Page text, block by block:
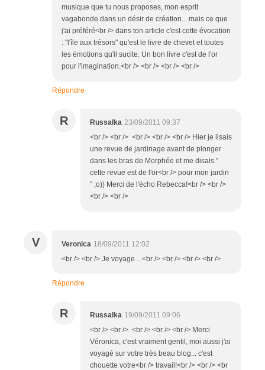
musique que tu nous proposes, mon esprit
vagabonde dans un désir de création... mais ce que
j'ai préféré<br /> dans ton article c'est cette évocation
: "l'île aux trésors" qu'est le livre de chevet et toutes
les émotions qu'il sucite. Un bon livre c'est de l'or
pour l'imagination.<br /> <br /> <br /> <br />
Répondre
R Russalka 23/09/2011 09:37
<br /> <br /> <br /> <br /> <br /> Hier je lisais
une revue de jardinage avant de plonger
dans les bras de Morphée et me disais "
cette revue est de l'or<br /> pour mon jardin
" ;o)) Merci de l'écho Rebecca!<br /> <br />
<br /> <br />
V Veronica 18/09/2011 12:02
<br /> <br /> Je voyage ...<br /> <br /> <br /> <br />
Répondre
R Russalka 19/09/2011 09:06
<br /> <br /> <br /> <br /> <br /> Merci
Véronica, c'est vraiment gentil, moi aussi j'ai
voyagé sur votre très beau blog... c'est
chouette votre<br /> travail!<br /> <br /> <br